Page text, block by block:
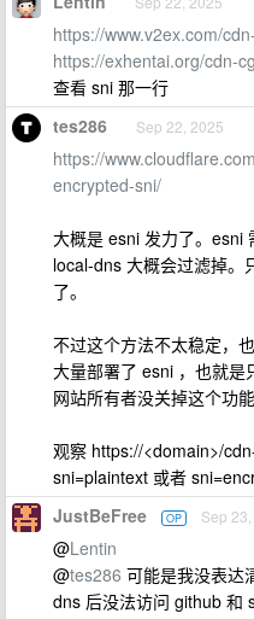
https://www.v2ex.com/
https://exhentai.org/cdn-
查看 sni 那一行
tes286 Sep 22, 2025
https://
encrypted-sni/
大概是 esni 发力了。esni
local-dns 大概会过滤掉。
了。
不过这个方法不太稳定，
大量部署了 esni ，也就是
网站所有者没关掉这个功
观察 https://<domain>/
sni=plaintext 或者
JustBeFree OP Sep
@Lentin
@tes286 可能是我没表达
dns 后没法访问 github 和